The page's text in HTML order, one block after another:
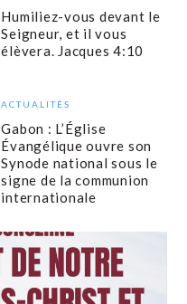
Humiliez-vous devant le
Seigneur, et il vous
élèvera. Jacques 4:10
ACTUALITÉS
Gabon : L’Église
Évangélique ouvre son
Synode national sous le
signe de la communion
internationale